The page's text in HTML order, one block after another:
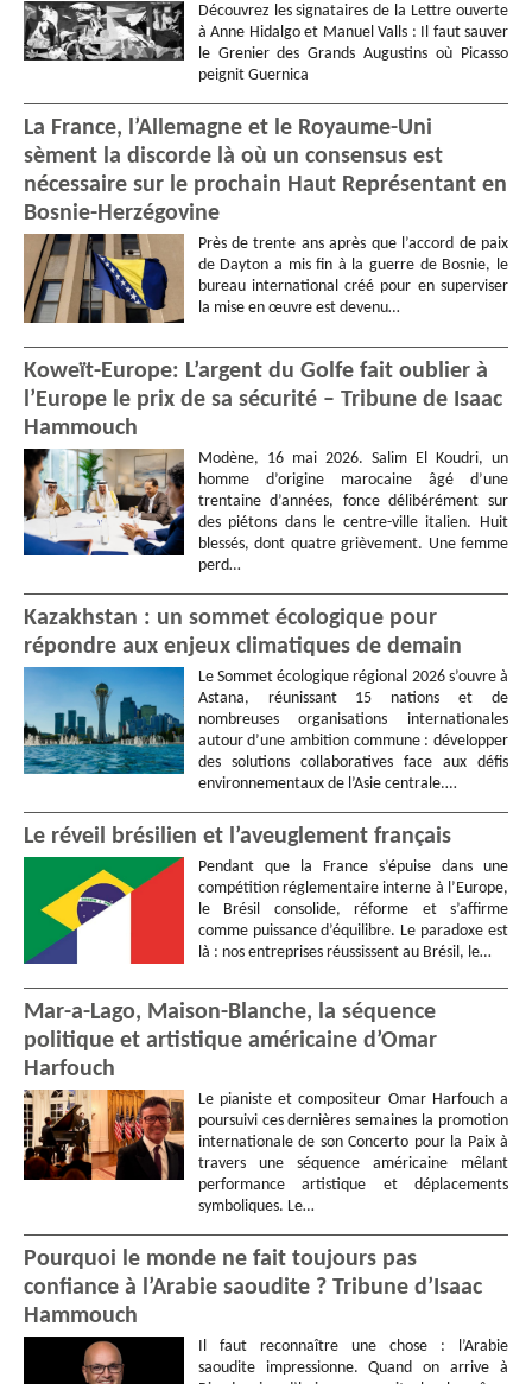
Découvrez les signataires de la Lettre ouverte
à Anne Hidalgo et Manuel Valls : Il faut sauver
le Grenier des Grands Augustins où Picasso
peignit Guernica
La France, l’Allemagne et le Royaume-Uni
sèment la discorde là où un consensus est
nécessaire sur le prochain Haut Représentant en
Bosnie-Herzégovine
Près de trente ans après que l’accord de paix
de Dayton a mis fin à la guerre de Bosnie, le
bureau international créé pour en superviser
la mise en œuvre est devenu…
Koweït-Europe: L’argent du Golfe fait oublier à
l’Europe le prix de sa sécurité – Tribune de Isaac
Hammouch
Modène, 16 mai 2026. Salim El Koudri, un
homme d’origine marocaine âgé d’une
trentaine d’années, fonce délibérément sur
des piétons dans le centre-ville italien. Huit
blessés, dont quatre grièvement. Une femme
perd…
Kazakhstan : un sommet écologique pour
répondre aux enjeux climatiques de demain
Le Sommet écologique régional 2026 s’ouvre à
Astana, réunissant 15 nations et de
nombreuses organisations internationales
autour d’une ambition commune : développer
des solutions collaboratives face aux défis
environnementaux de l’Asie centrale.…
Le réveil brésilien et l’aveuglement français
Pendant que la France s’épuise dans une
compétition réglementaire interne à l’Europe,
le Brésil consolide, réforme et s’affirme
comme puissance d’équilibre. Le paradoxe est
là : nos entreprises réussissent au Brésil, le…
Mar-a-Lago, Maison-Blanche, la séquence
politique et artistique américaine d’Omar
Harfouch
Le pianiste et compositeur Omar Harfouch a
poursuivi ces dernières semaines la promotion
internationale de son Concerto pour la Paix à
travers une séquence américaine mêlant
performance artistique et déplacements
symboliques. Le…
Pourquoi le monde ne fait toujours pas
confiance à l’Arabie saoudite ? Tribune d’Isaac
Hammouch
Il faut reconnaître une chose : l’Arabie
saoudite impressionne. Quand on arrive à